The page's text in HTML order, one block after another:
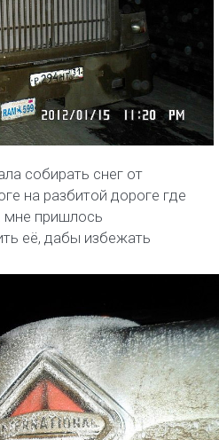
собирать снег от
на разбитой дороге где
мне пришлось
её, дабы избежать